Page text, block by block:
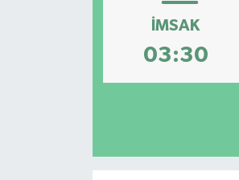
İMSAK
03:30